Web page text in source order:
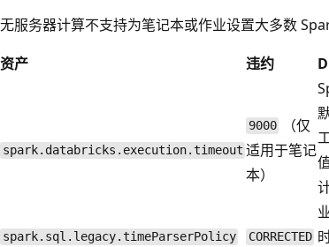
无服务器计算不支持为笔记本或作业设置大多数
资产
违约
spark.databricks.execution.timeout
9000
（仅
适用于笔记
本）
spark.sql.legacy.timeParserPolicy CORRECTED